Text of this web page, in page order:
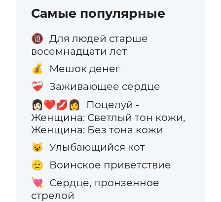
Самые популярные
🔞 Для людей старше
восемнадцати лет
💰 Мешок денег
❤️‍🩹 Заживающее сердце
👩🏻‍❤️‍💋‍👩
Поцелуй -
Женщина: Светлый тон кожи,
Женщина: Без тона кожи
😺 Улыбающийся кот
🫡 Воинское приветствие
💘 Сердце, пронзенное
стрелой